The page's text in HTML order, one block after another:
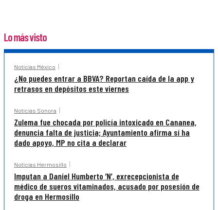
Lo más visto
Noticias México
¿No puedes entrar a BBVA? Reportan caída de la app y
retrasos en depósitos este viernes
Noticias Sonora
Zulema fue chocada por policía intoxicado en Cananea,
denuncia falta de justicia; Ayuntamiento afirma sí ha
dado apoyo, MP no cita a declarar
Noticias Hermosillo
Imputan a Daniel Humberto ‘N’, exrecepcionista de
médico de sueros vitaminados, acusado por posesión de
droga en Hermosillo